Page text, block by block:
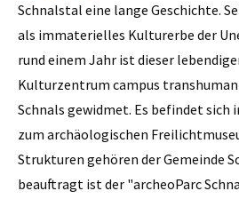
Schnalstal eine lange Geschichte.
als immaterielles Kulturerbe der
rund einem Jahr ist dieser
Kulturzentrum campus
Schnals gewidmet. Es befindet
zum archäologischen
Strukturen gehören der Gemeinde
beauftragt ist der "archeoParc